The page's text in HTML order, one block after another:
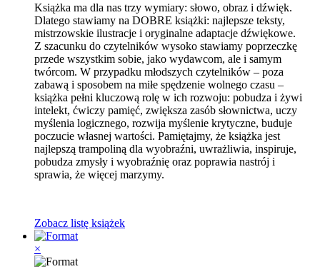
Książka ma dla nas trzy wymiary: słowo, obraz i dźwięk.
Dlatego stawiamy na DOBRE książki: najlepsze teksty,
mistrzowskie ilustracje i oryginalne adaptacje dźwiękowe.
Z szacunku do czytelników wysoko stawiamy poprzeczkę
przede wszystkim sobie, jako wydawcom, ale i samym
twórcom. W przypadku młodszych czytelników – poza
zabawą i sposobem na miłe spędzenie wolnego czasu –
książka pełni kluczową rolę w ich rozwoju: pobudza i żywi
intelekt, ćwiczy pamięć, zwiększa zasób słownictwa, uczy
myślenia logicznego, rozwija myślenie krytyczne, buduje
poczucie własnej wartości. Pamiętajmy, że książka jest
najlepszą trampoliną dla wyobraźni, uwrażliwia, inspiruje,
pobudza zmysły i wyobraźnię oraz poprawia nastrój i
sprawia, że więcej marzymy.
Zobacz listę książek
×